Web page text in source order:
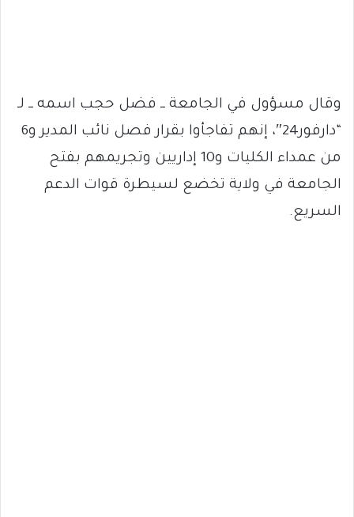
وقال مسؤول في الجامعة ــ فضل حجب اسمه ــ لـ
“دارفور24″، إنهم تفاجأوا بقرار فصل نائب المدير و6
من عمداء الكليات و10 إداريين وتجريمهم بفتح
الجامعة في ولاية تخضع لسيطرة قوات الدعم
السريع.